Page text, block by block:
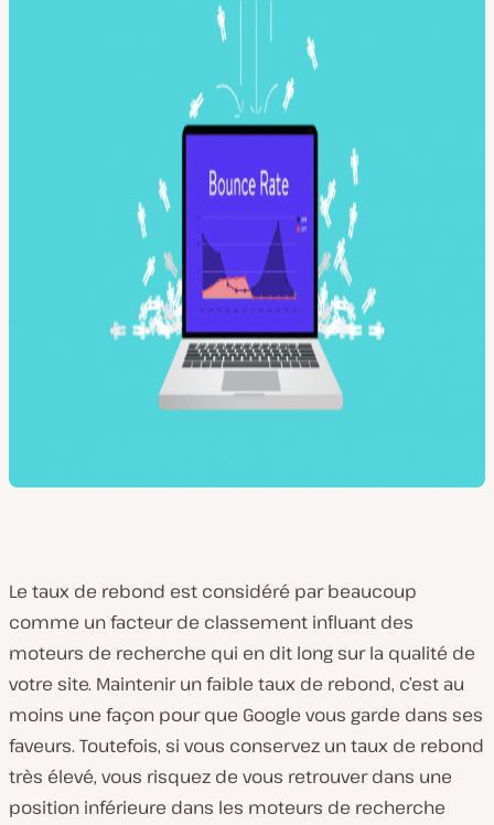
Le taux de rebond est considéré par beaucoup
comme un facteur de classement influant des
moteurs de recherche qui en dit long sur la qualité de
votre site. Maintenir un faible taux de rebond, c’est au
moins une façon pour que Google vous garde dans ses
faveurs. Toutefois, si vous conservez un taux de rebond
très élevé, vous risquez de vous retrouver dans une
position inférieure dans les moteurs de recherche